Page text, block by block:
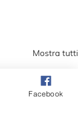
Mostra tutti
Facebook